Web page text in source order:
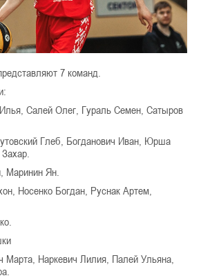
7 команд.
Салей Олег, Гураль Семен, Сатыров
Глеб, Богданович Иван, Юрша
Маринин Ян.
Носенко Богдан, Руснак Артем,
Марта, Наркевич Лилия, Палей Ульяна,